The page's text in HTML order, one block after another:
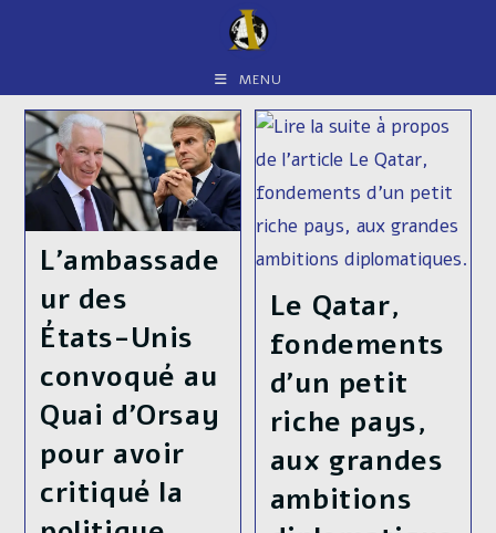
MENU
L’ambassade
ur des
États-Unis
convoqué au
Quai d’Orsay
pour avoir
critiqué la
Le Qatar,
fondements
d’un petit
riche pays,
aux grandes
ambitions